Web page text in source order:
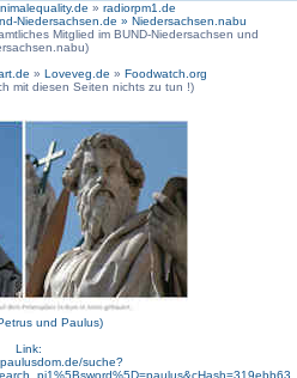
» radiorpm1.de
Niedersachsen.de » Niedersachsen.nabu
Mitglied im BUND-Niedersachsen und
» Loveveg.de » Foodwatch.org
mit diesen Seiten nichts zu tun !)
und Paulus)
Link:
suche?